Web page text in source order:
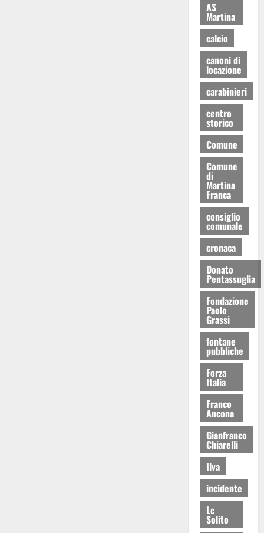
AS
Martina
calcio
canoni di
locazione
carabinieri
centro
storico
Comune
Comune
di
Martina
Franca
consiglio
comunale
cronaca
Donato
Pentassuglia
Fondazione
Paolo
Grassi
fontane
pubbliche
Forza
Italia
Franco
Ancona
Gianfranco
Chiarelli
Ilva
incidente
Lc
Solito